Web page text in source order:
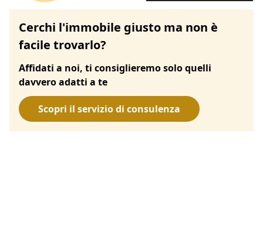
Cerchi l'immobile giusto ma non è
facile trovarlo?
Affidati a noi, ti consiglieremo solo quelli
davvero adatti a te
Scopri il servizio di consulenza